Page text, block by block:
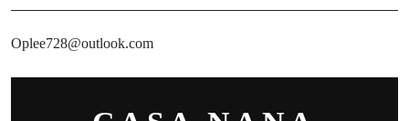
Oplee728@outlook.com